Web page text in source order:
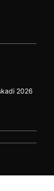
2026